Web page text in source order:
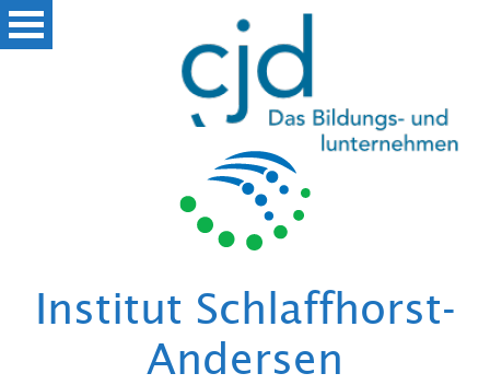
Institut Schlaffhorst-
Andersen